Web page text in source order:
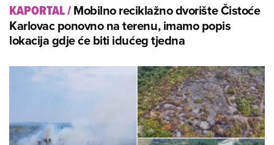
KAPORTAL/Mobilno reciklažno dvorište Čistoće
Karlovac ponovno na terenu, imamo popis
lokacija gdje će biti idućeg tjedna